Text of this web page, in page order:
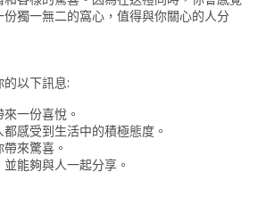
獨一無二的窩心，值得與你關心的人分
以下訊息:
來一份喜悅 。
感受到生活中的積極態度。
帶來驚喜 。
並能夠與人一起分享 。